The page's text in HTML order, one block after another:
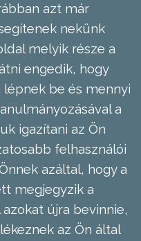
azt már
nekünk
melyik része a
engedik, hogy
be és mennyi
a
igazítani az Ön
felhasználói
azáltal, hogy a
megjegyzik a
újra bevinnie,
az Ön által